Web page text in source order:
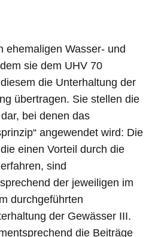
ehemaligen Wasser- und
sie dem UHV 70
die Unterhaltung der
übertragen. Sie stellen die
bei denen das
angewendet wird: Die
einen Vorteil durch die
sind
der jeweiligen im
durchgeführten
der Gewässer III.
die Beiträge